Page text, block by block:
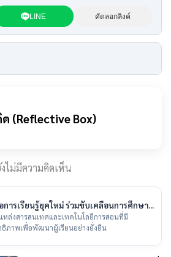
LINE คัดลอกลิงค์
(Reflective Box)
ไม่มีความคิดเห็น
การเรียนรู้ยุคใหม่ ร่วมขับเคลื่อนการศึกษา
หล่งสารสนเทศและเทคโนโลยีการสอนที่มี
ภาพเพื่อพัฒนาผู้เรียนอย่างยั่งยืน